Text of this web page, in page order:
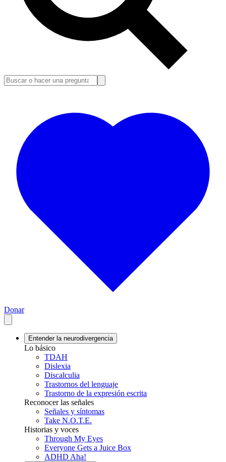
Donar
Entender la neurodivergencia
Lo básico
TDAH
Dislexia
Discalculia
Trastornos del lenguaje
Trastorno de la expresión escrita
Reconocer las señales
Señales y síntomas
Take N.O.T.E.
Historias y voces
Through My Eyes
Everyone Gets a Juice Box
ADHD Aha!